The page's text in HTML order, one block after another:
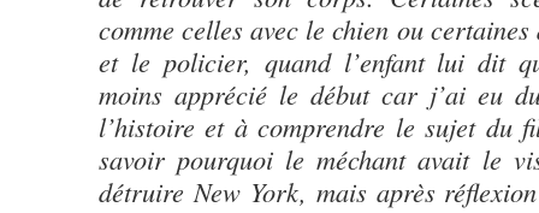
comme celles avec le chien ou
et le policier, quand l’enfant lui dit
moins apprécié le début car j’ai eu
l’histoire et à comprendre le sujet du
savoir pourquoi le méchant avait le
détruire New York, mais après